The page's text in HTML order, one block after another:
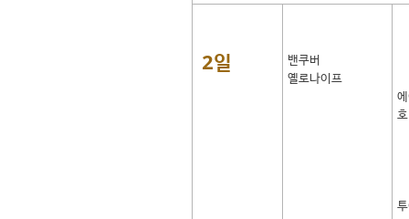
2일
밴쿠버
옐로나이프